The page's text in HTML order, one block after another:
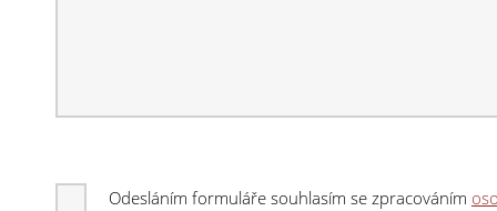
Odesláním formuláře souhlasím se zpracováním